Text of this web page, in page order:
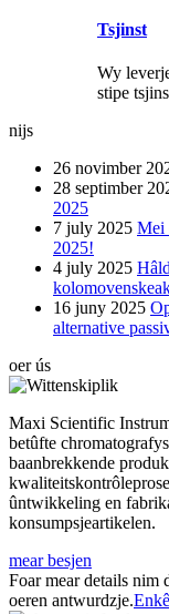
Tsjinst
Wy
stipe
nijs
26 novimber
28 septimber
2025
7 july 2025 Mei
2025!
4 july 2025
16 juny 2025
alternative
oer ús
Maxi Scientific
betûfte
baanbrekkende
ûntwikkeling en
konsumpsjeartikelen.
mear besjen
Foar mear details nim
oeren antwurdzje.